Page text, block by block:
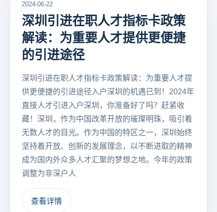
2024-06-22
深圳引进在职人才指标卡政策
解读：为重要人才提供更便捷
的引进途径
深圳引进在职人才指标卡政策解读：为重要人才提
供更便捷的引进途径入户深圳的机遇已到！2024年
直接人才引进入户深圳，你准备好了吗？赶紧收
藏！深圳，作为中国改革开放的璀璨明珠，吸引着
无数人才的目光。作为中国的特区之一，深圳始终
坚持着开放、创新的发展理念，以不断进取的精神
成为国内外众多人才汇聚的梦想之地。今年的政策
调整为非深户人
查看详情